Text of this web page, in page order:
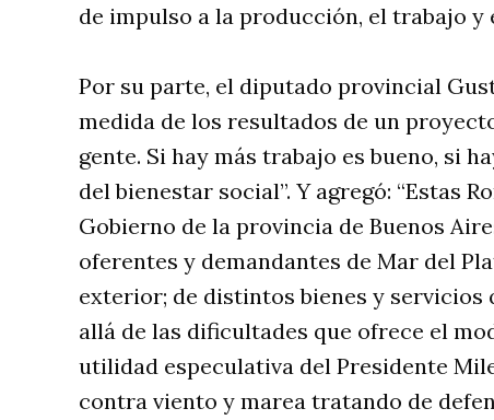
de impulso a la producción, el trabajo y
Por su parte, el diputado provincial
medida de los resultados de un
gente. Si hay más trabajo es bueno, si
del bienestar social”. Y agregó: “Estas
Gobierno de la provincia de Buenos
oferentes y demandantes de Mar del
exterior; de distintos bienes y servicios
allá de las dificultades que ofrece el
utilidad especulativa del Presidente
contra viento y marea tratando de